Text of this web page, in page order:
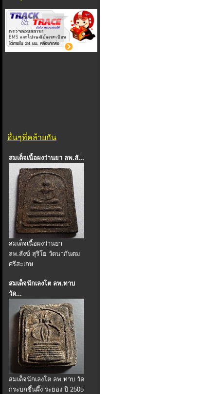
อื่นๆที่คล้ายกัน
สมเด็จเนื้อผงว่านยา ลพ.สั...
สมเด็จเนื้อผงว่านยา
ลพ.สังข์ สุริโย วัดนากันตม
ศรีสะเกษ
สมเด็จนักเลงโต ลพ.ทาบ
วัด...
สมเด็จนักเลงโต ลพ.ทาบ วัด
กระบกขึ้นผึ้ง ระยอง ปี 2505